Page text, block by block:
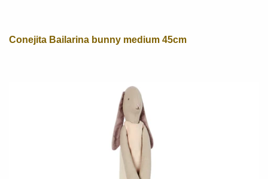
Conejita Bailarina bunny medium 45cm